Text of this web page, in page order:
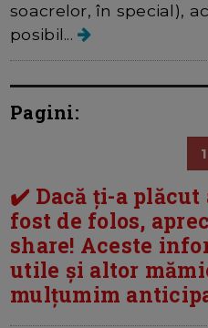
soacrelor, în special),
posibil...
Pagini:
1
✔️ Dacă ți-a
fost de folos,
share! Aceste
utile și altor
mulțumim